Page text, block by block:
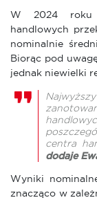
W 2024 roku
handlowych
nominalnie
Biorąc pod
jednak niewielki
centra
dodaje
Wyniki
znacząco w